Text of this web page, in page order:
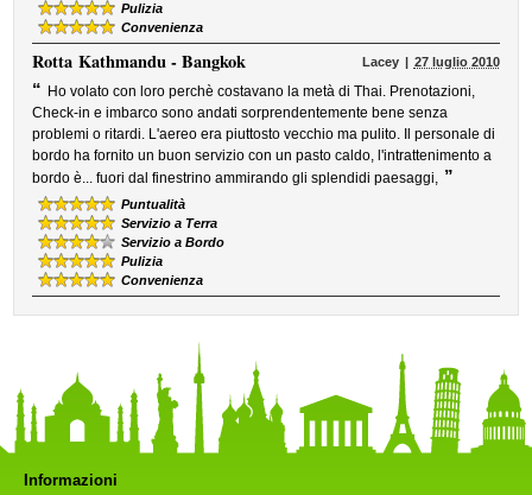
Pulizia
Convenienza
RottaKathmandu - Bangkok Lacey 27 luglio 2010
“ Ho volato con loro perchè costavano la metà di Thai. Prenotazioni,
Check-in e imbarco sono andati sorprendentemente bene senza
problemi o ritardi. L'aereo era piuttosto vecchio ma pulito. Il personale di
bordo ha fornito un buon servizio con un pasto caldo, l'intrattenimento a
bordo è... fuori dal finestrino ammirando gli splendidi paesaggi, ”
Puntualità
Servizio a Terra
Servizio a Bordo
Pulizia
Convenienza
Informazioni